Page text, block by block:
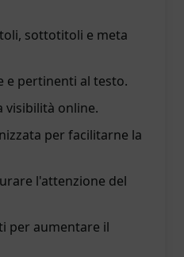
sottotitoli e meta
e pertinenti al testo.
visibilità online.
per facilitarne la
l'attenzione del
per aumentare il